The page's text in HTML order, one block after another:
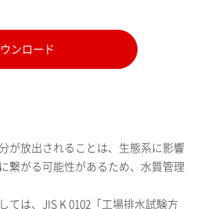
ンロード
が放出されることは、生態系に影響
繋がる可能性があるため、水質管理
ては、JIS K 0102「工場排水試験方